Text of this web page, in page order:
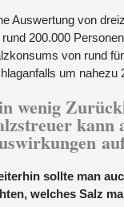
Auswertung von
200.000
von rund
um nahezu
wenig
kann
sollte man
welches Salz